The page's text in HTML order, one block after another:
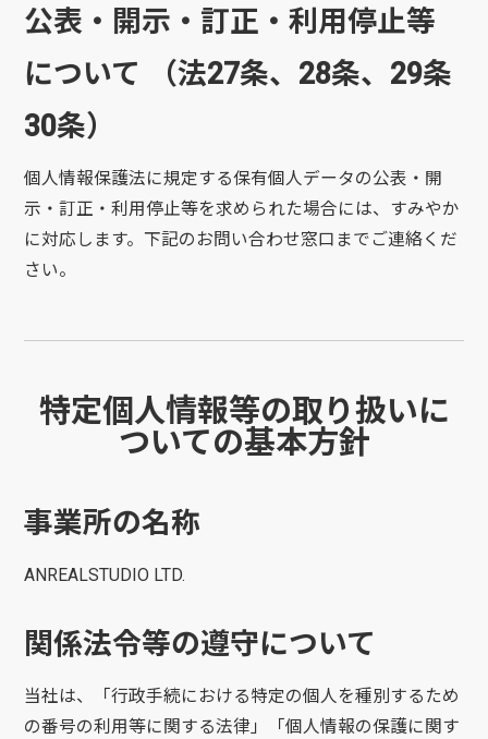
公表・開示・訂正・利用停止等
について （法27条、28条、29条
30条）
個人情報保護法に規定する保有個人データの公表・開
示・訂正・利用停止等を求められた場合には、すみやか
に対応します。下記のお問い合わせ窓口までご連絡くだ
さい。
特定個人情報等の取り扱いに
ついての基本方針
事業所の名称
ANREALSTUDIO LTD.
関係法令等の遵守について
当社は、「行政手続における特定の個人を種別するため
の番号の利用等に関する法律」「個人情報の保護に関す